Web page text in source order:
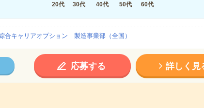
20代
30代 40代 50代 60代
合キャリアオプション 製造事業部（全国）
応募する 詳しく見